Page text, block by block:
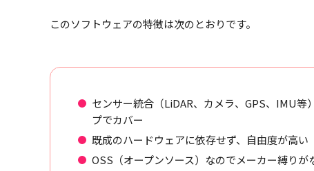
このソフトウェアの特徴は次のとおりです。
センサー統合（LiDAR、カメラ、GPS、IMU
プでカバー
既成のハードウェアに依存せず、自由度が高い
OSS（オープンソース）なのでメーカー縛り